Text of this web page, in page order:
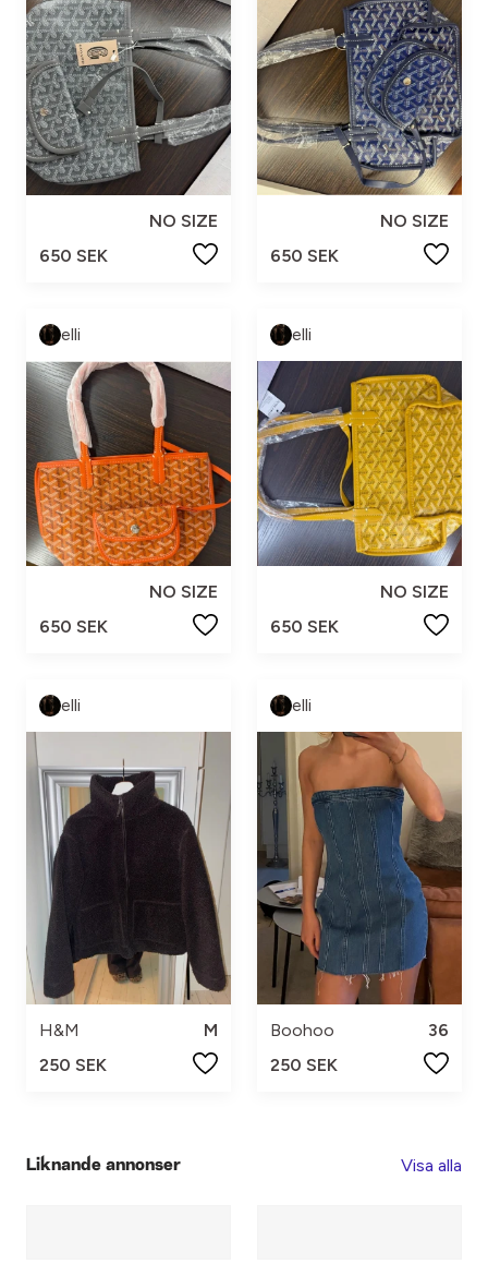
NO SIZE
650 SEK
NO SIZE
650 SEK
elli
NO SIZE
650 SEK
elli
NO SIZE
650 SEK
elli
H&M
M
250 SEK
elli
Boohoo
36
250 SEK
Liknande annonser Visa alla